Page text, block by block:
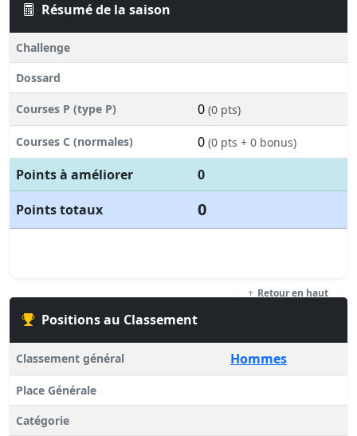
Résumé de la saison
Challenge
Dossard
Courses P (type P) 0 (0 pts)
Courses C (normales) 0 (0 pts + 0 bonus)
Points à améliorer
0
Points totaux
0
Retour en haut
Positions au Classement
Classement général Hommes
Place Générale
Catégorie